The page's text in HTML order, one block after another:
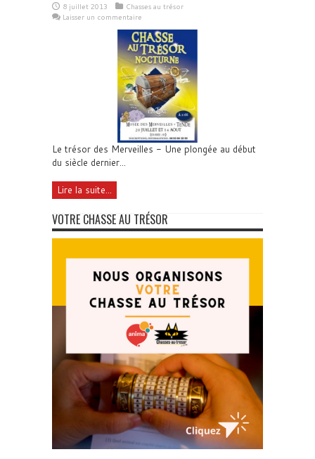
8 juillet 2013
Chasses au trésor
Laisser un commentaire
Le trésor des Merveilles - Une plongée au début
du siècle dernier...
Lire la suite...
VOTRE CHASSE AU TRÉSOR